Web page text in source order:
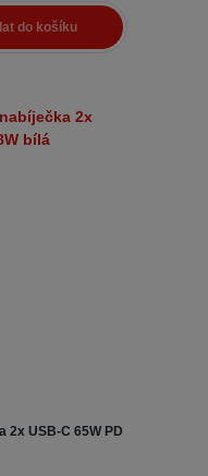
do košíku
2x USB-C 65W PD